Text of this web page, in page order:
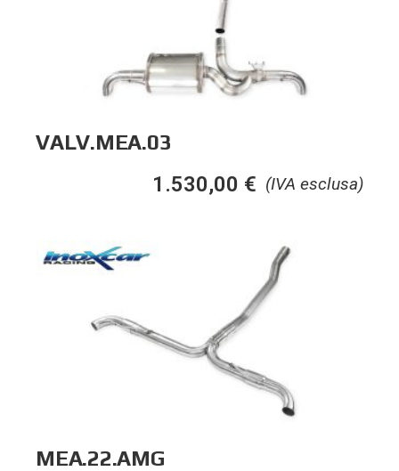
VALV.MEA.03
(IVA esclusa)
1.530,00 €
MEA.22.AMG